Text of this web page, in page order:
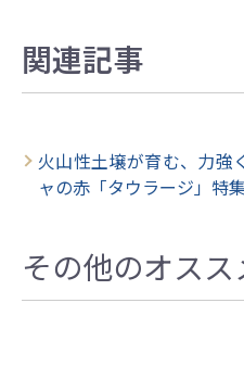
関連記事
火山性土壌が育む、力強
ャの赤「タウラージ」特
その他のオスス